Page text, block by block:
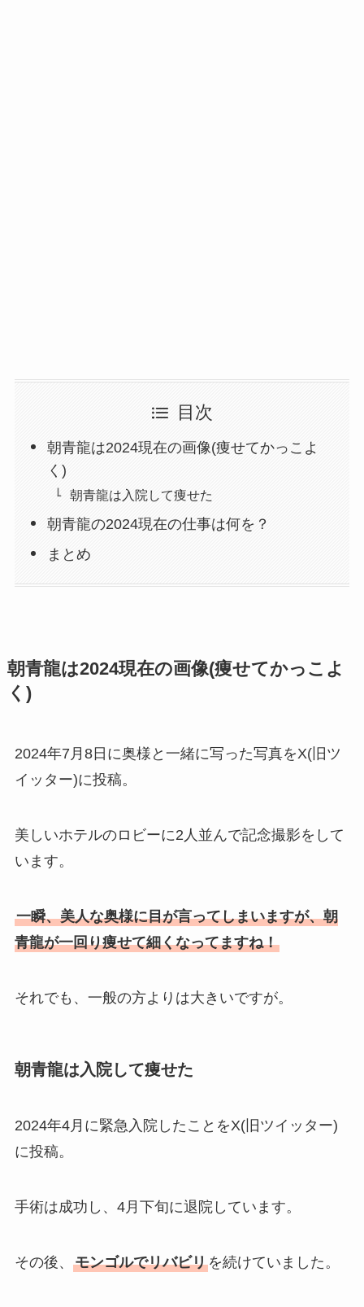
目次
朝青龍は2024現在の画像(痩せてかっこよ
く)
朝青龍は入院して痩せた
朝青龍の2024現在の仕事は何を？
まとめ
朝青龍は2024現在の画像(痩せてかっこよ
く)
2024年7月8日に奥様と一緒に写った写真をX(旧ツ
イッター)に投稿。
美しいホテルのロビーに2人並んで記念撮影をして
います。
一瞬、美人な奥様に目が言ってしまいますが、朝
青龍が一回り痩せて細くなってますね！
それでも、一般の方よりは大きいですが。
朝青龍は入院して痩せた
2024年4月に緊急入院したことをX(旧ツイッター)
に投稿。
手術は成功し、4月下旬に退院しています。
その後、 モンゴルでリバビリを続けていました。